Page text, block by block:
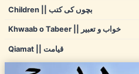
Children || بچوں کی کتب
Khwaab o Tabeer || خواب و تعبیر
Qiamat || قیامت